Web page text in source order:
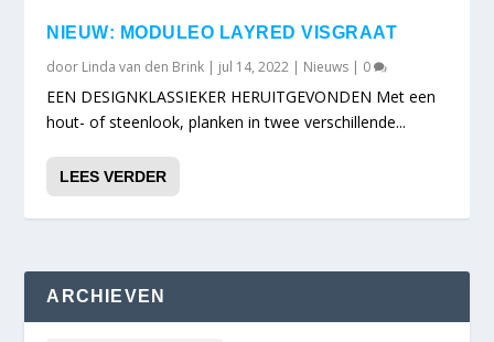
NIEUW: MODULEO LAYRED VISGRAAT
door Linda van den Brink | jul 14, 2022 | Nieuws | 0
EEN DESIGNKLASSIEKER HERUITGEVONDEN Met een
hout- of steenlook, planken in twee verschillende...
LEES VERDER
ARCHIEVEN